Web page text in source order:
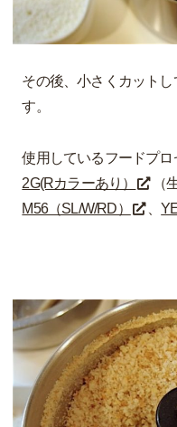
その後、小さくカット
す。
使用しているフードプロ
2G(Rカラーあり）
（
M56（SL/W/RD）
、